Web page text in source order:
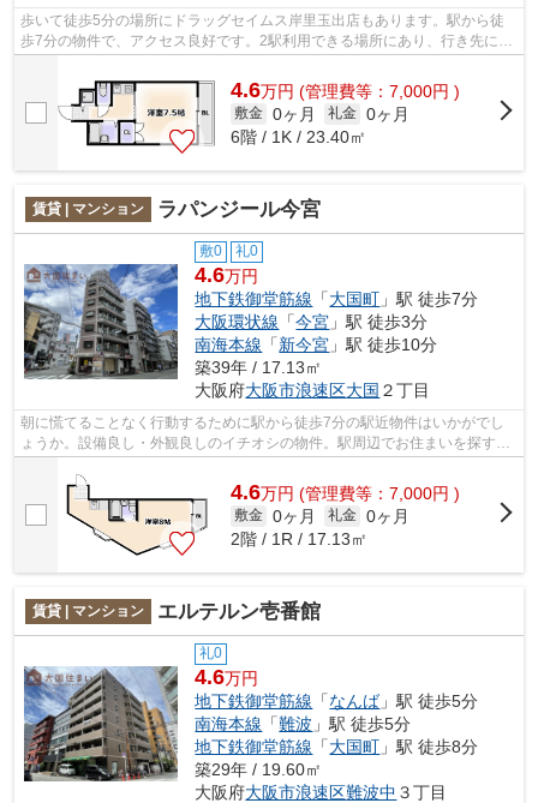
歩いて徒歩5分の場所にドラッグセイムス岸里玉出店もあります。駅から徒
歩7分の物件で、アクセス良好です。2駅利用できる場所にあり、行き先に合
4.6万円 (管理費等：7,000円 )
敷金 0ヶ月 礼金 0ヶ月
6階 / 1K / 23.40㎡
賃貸 | マンション ラパンジール今宮
敷0 礼0
4.6万円
地下鉄御堂筋線 「大国町 」駅 徒歩7分
大阪環状線 「今宮 」駅 徒歩3分
南海本線 「新今宮 」駅 徒歩10分
築39年 / 17.13㎡
大阪府大阪市浪速区大国 ２丁目
朝に慌てることなく行動するために駅から徒歩7分の駅近物件はいかがでし
ょうか。設備良し・外観良しのイチオシの物件。駅周辺でお住まいを探すな
4.6万円 (管理費等：7,000円 )
敷金 0ヶ月 礼金 0ヶ月
2階 / 1R / 17.13㎡
賃貸 | マンション エルテルン壱番館
礼0
4.6万円
地下鉄御堂筋線 「なんば」駅 徒歩5分
南海本線 「難波 」駅 徒歩5分
地下鉄御堂筋線 「大国町 」駅 徒歩8分
築29年 / 19.60㎡
大阪府大阪市浪速区難波中 ３丁目